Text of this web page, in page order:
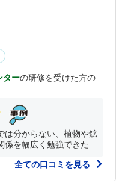
ターの研修を受けた方の
は分からない、植物や鉱
係を幅広く勉強できた...
全ての口コミを見る